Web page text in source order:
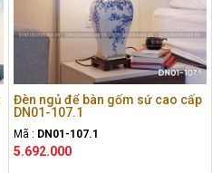
Đèn ngủ để bàn gốm sứ cao cấp
DN01-107.1
Mã : DN01-107.1
5.692.000